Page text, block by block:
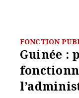
FONCTION
Guinée :